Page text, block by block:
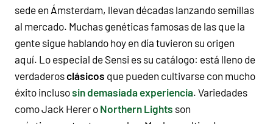
sede en Ámsterdam, llevan décadas lanzando semillas
al mercado. Muchas genéticas famosas de las que la
gente sigue hablando hoy en día tuvieron su origen
aquí. Lo especial de Sensi es su catálogo: está lleno de
verdaderosclásicos que pueden cultivarse con mucho
éxito inclusosin demasiada experiencia. Variedades
como Jack Herer o Northern Lights son